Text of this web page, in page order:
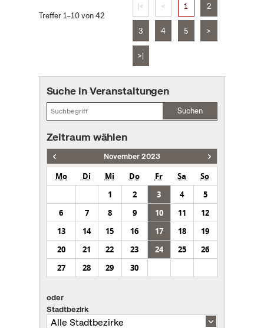
Treffer 1–10 von 42
|< < 1 2
3 4 5 >
>|
Suche in Veranstaltungen
Suchen
Zeitraum wählen
November 2023
Mo Di Mi Do Fr Sa
So
1
2 3 4
5
6
7 8 9 10 11
12
13
14 15 16 17 18
19
20
21 22 23 24 25
26
27
28 29 30
oder
Stadtbezirk